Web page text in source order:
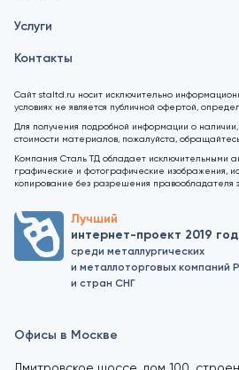
Услуги
Контакты
Сайт staltd.ru носит исключительно
условиях не является публичной офертой,
Для получения подробной информации о
стоимости материалов, пожалуйста,
Компания Сталь ТД обладает исключительными
графические и фотографические изображения,
копирование без разрешения правообладателя
Лучший
интернет-проект 2019
среди металлургических
и металлоторговых компаний
и стран СНГ
Офисы в Москве